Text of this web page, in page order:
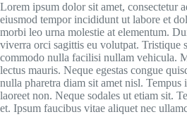
Lorem ipsum dolor sit amet, consectetur
eiusmod tempor incididunt ut labore et
morbi leo urna molestie at elementum.
viverra orci sagittis eu volutpat. Tristique
commodo nulla facilisi nullam vehicula.
lectus mauris. Neque egestas congue
nulla pharetra diam sit amet nisl.
laoreet non. Neque sodales ut etiam sit.
et. Ipsum faucibus vitae aliquet nec